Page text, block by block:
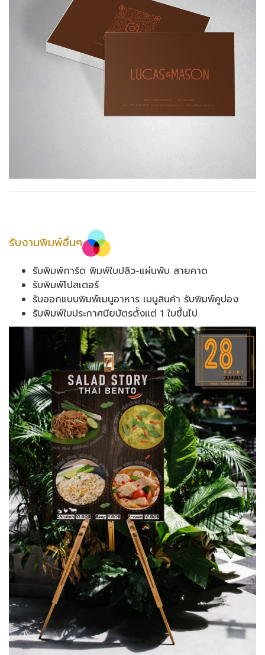
รับงานพิมพ์อื่นๆ
รับพิมพ์การ์ด พิมพ์ใบปลิว-แผ่นพับ สายคาด
รับพิมพ์โปสเตอร์
รับออกแบบพิมพ์เมนูอาหาร เมนูสินค้า รับพิมพ์คูปอง
รับพิมพ์ใบประกาศนียบัตรตั้งแต่ 1 ใบขึ้นไป